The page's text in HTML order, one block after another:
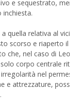
e sequestrato,
quella relativa al
scorso e riaperto il
che, nel caso di
corpo centrale
nel
e attrezzature,